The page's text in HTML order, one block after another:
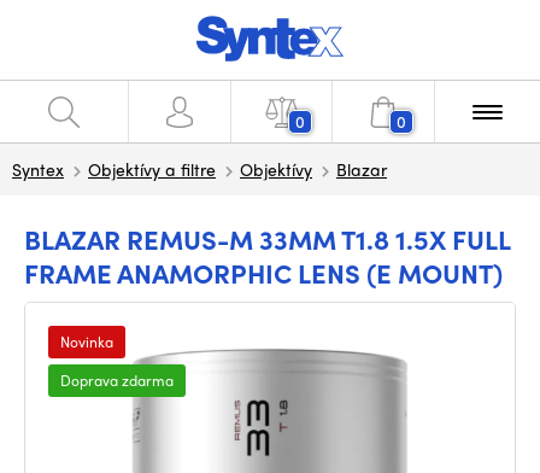
0 0
Syntex Objektívy a filtre Objektívy Blazar
BLAZAR REMUS-M 33MM T1.8 1.5X FULL
FRAME ANAMORPHIC LENS (E MOUNT)
Novinka
Doprava zdarma